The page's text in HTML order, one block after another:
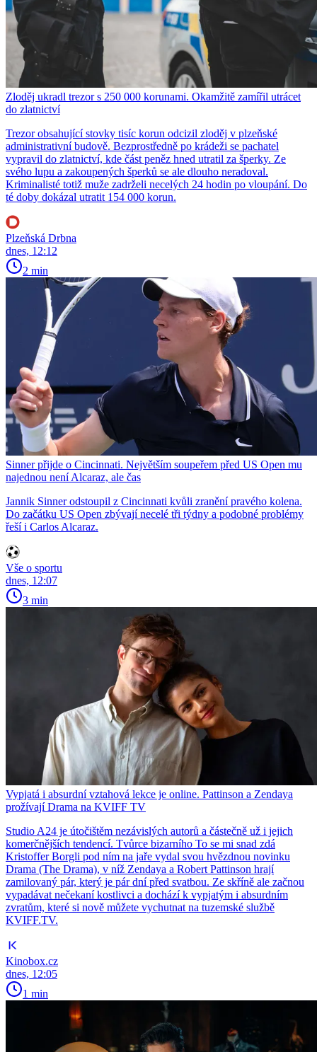
Zloděj ukradl trezor s 250 000 korunami. Okamžitě zamířil utrácet
do zlatnictví
Trezor obsahující stovky tisíc korun odcizil zloděj v plzeňské
administrativní budově. Bezprostředně po krádeži se pachatel
vypravil do zlatnictví, kde část peněz hned utratil za šperky. Ze
svého lupu a zakoupených šperků se ale dlouho neradoval.
Kriminalisté totiž muže zadrželi necelých 24 hodin po vloupání. Do
té doby dokázal utratit 154 000 korun.
Plzeňská Drbna
dnes, 12:12
2 min
Sinner přijde o Cincinnati. Největším soupeřem před US Open mu
najednou není Alcaraz, ale čas
Jannik Sinner odstoupil z Cincinnati kvůli zranění pravého kolena.
Do začátku US Open zbývají necelé tři týdny a podobné problémy
řeší i Carlos Alcaraz.
Vše o sportu
dnes, 12:07
3 min
Vypjatá i absurdní vztahová lekce je online. Pattinson a Zendaya
prožívají Drama na KVIFF TV
Studio A24 je útočištěm nezávislých autorů a částečně už i jejich
komerčnějších tendencí. Tvůrce bizarního To se mi snad zdá
Kristoffer Borgli pod ním na jaře vydal svou hvězdnou novinku
Drama (The Drama), v níž Zendaya a Robert Pattinson hrají
zamilovaný pár, který je pár dní před svatbou. Ze skříně ale začnou
vypadávat nečekaní kostlivci a dochází k vypjatým i absurdním
zvratům, které si nově můžete vychutnat na tuzemské službě
KVIFF.TV.
Kinobox.cz
dnes, 12:05
1 min